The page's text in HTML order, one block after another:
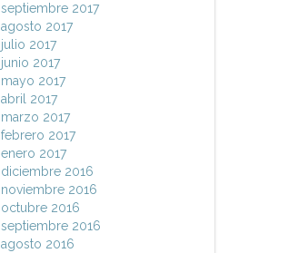
septiembre 2017
agosto 2017
julio 2017
junio 2017
mayo 2017
abril 2017
marzo 2017
febrero 2017
enero 2017
diciembre 2016
noviembre 2016
octubre 2016
septiembre 2016
agosto 2016